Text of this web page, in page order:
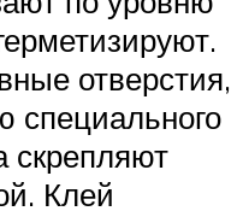
отверстия,
специального
скрепляют
Клей